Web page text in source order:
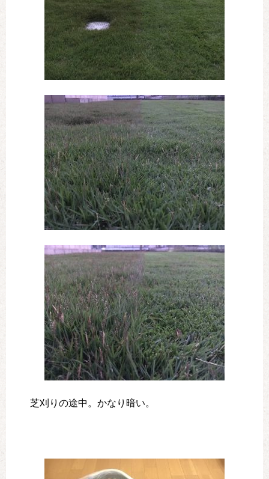
芝刈りの途中。かなり暗い。